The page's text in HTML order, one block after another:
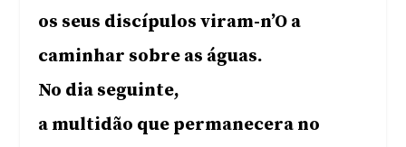
os seus discípulos viram-n’O a
caminhar sobre as águas.
No dia seguinte,
a multidão que permanecera no